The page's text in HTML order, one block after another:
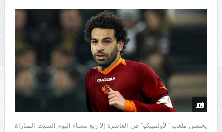
يحتضن ملعب “الأولمبيكو” فى العاشرة إلا ربع مساء اليوم السبت المباراة